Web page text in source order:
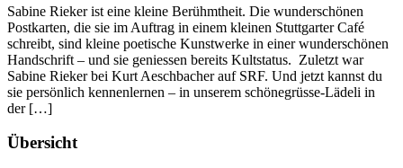
Sabine Rieker ist eine kleine Berühmtheit. Die wunderschönen
Postkarten, die sie im Auftrag in einem kleinen Stuttgarter Café
schreibt, sind kleine poetische Kunstwerke in einer wunderschönen
Handschrift – und sie geniessen bereits Kultstatus. Zuletzt war
Sabine Rieker bei Kurt Aeschbacher auf SRF. Und jetzt kannst du
sie persönlich kennenlernen – in unserem schönegrüsse-Lädeli in
der […]
Übersicht